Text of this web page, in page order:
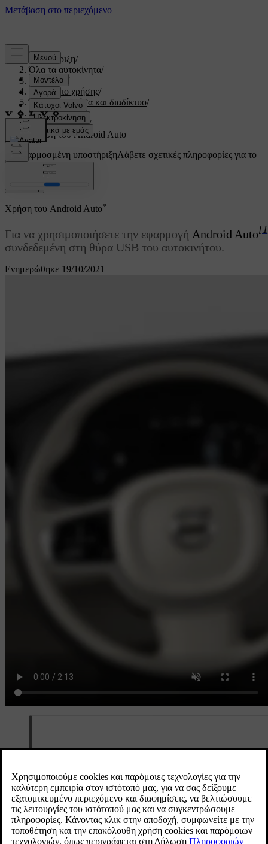
Υποστήριξη/
Όλα τα αυτοκίνητα/
V60 2022 /
Εγχειρίδιο χρήσης/
Ήχος, πολυμέσα και διαδίκτυο/
Τηλέφωνο/
Android Auto/
Χρήση του Android Auto
Προσαρμοσμένη υποστήριξηΛάβετε σχετικές πληροφορίες για το
δικό σας αυτοκίνητο.
Ενημερώθηκε 19/10/2021
Χρήση του Android Auto*
Για να χρησιμοποιήσετε την εφαρμογή Android Auto
συνδεδεμένη στη θύρα USB του αυτοκινήτου.